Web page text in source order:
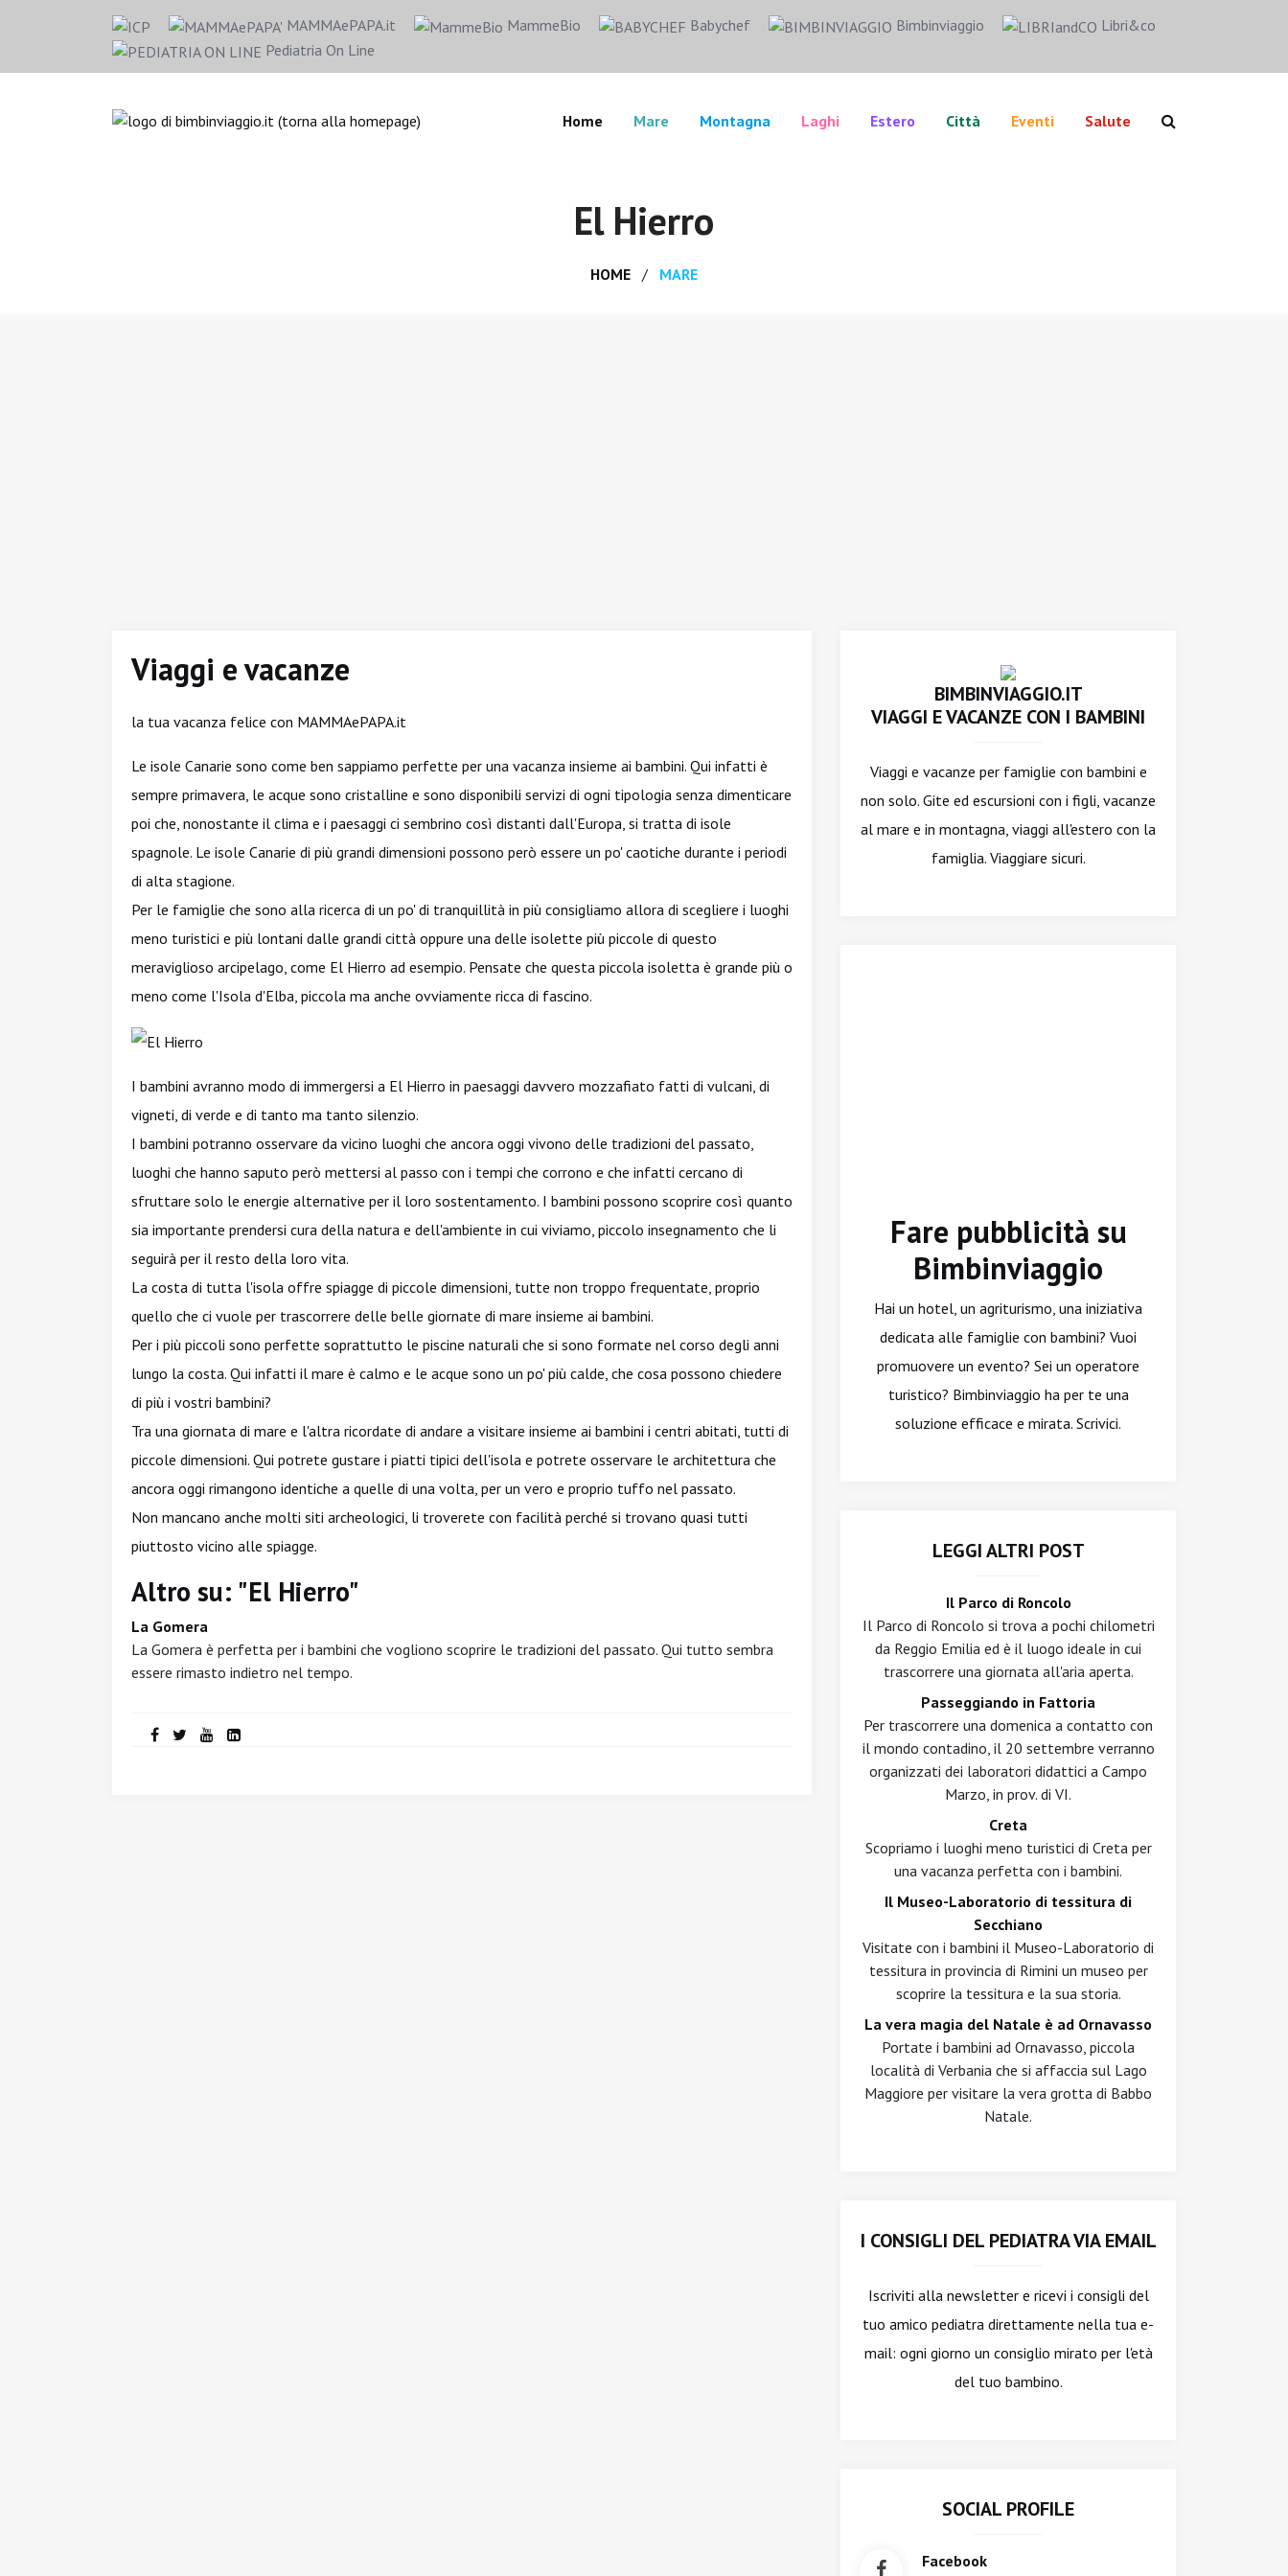
MAMMAePAPA.it MammeBio Babychef Bimbinviaggio
Libri&co
Pediatria On Line
Home Mare Montagna Laghi Estero Città Eventi Salute
El Hierro
HOME MARE
Viaggi e vacanze
la tua vacanza felice con MAMMAePAPA.it
Le isole Canarie sono come ben sappiamo perfette per una vacanza insieme ai bambini. Qui infatti è
sempre primavera, le acque sono cristalline e sono disponibili servizi di ogni tipologia senza dimenticare
poi che, nonostante il clima e i paesaggi ci sembrino così distanti dall'Europa, si tratta di isole
spagnole. Le isole Canarie di più grandi dimensioni possono però essere un po' caotiche durante i periodi
di alta stagione.
Per le famiglie che sono alla ricerca di un po' di tranquillità in più consigliamo allora di scegliere i luoghi
meno turistici e più lontani dalle grandi città oppure una delle isolette più piccole di questo
meraviglioso arcipelago, come El Hierro ad esempio. Pensate che questa piccola isoletta è grande più o
meno come l'Isola d'Elba, piccola ma anche ovviamente ricca di fascino.
I bambini avranno modo di immergersi a El Hierro in paesaggi davvero mozzafiato fatti di vulcani, di
vigneti, di verde e di tanto ma tanto silenzio.
I bambini potranno osservare da vicino luoghi che ancora oggi vivono delle tradizioni del passato,
luoghi che hanno saputo però mettersi al passo con i tempi che corrono e che infatti cercano di
sfruttare solo le energie alternative per il loro sostentamento. I bambini possono scoprire così quanto
sia importante prendersi cura della natura e dell'ambiente in cui viviamo, piccolo insegnamento che li
seguirà per il resto della loro vita.
La costa di tutta l'isola offre spiagge di piccole dimensioni, tutte non troppo frequentate, proprio
quello che ci vuole per trascorrere delle belle giornate di mare insieme ai bambini.
Per i più piccoli sono perfette soprattutto le piscine naturali che si sono formate nel corso degli anni
lungo la costa. Qui infatti il mare è calmo e le acque sono un po' più calde, che cosa possono chiedere
di più i vostri bambini?
Tra una giornata di mare e l'altra ricordate di andare a visitare insieme ai bambini i centri abitati, tutti di
piccole dimensioni. Qui potrete gustare i piatti tipici dell'isola e potrete osservare le architettura che
ancora oggi rimangono identiche a quelle di una volta, per un vero e proprio tuffo nel passato.
Non mancano anche molti siti archeologici, li troverete con facilità perché si trovano quasi tutti
piuttosto vicino alle spiagge.
Altro su: "El Hierro"
La Gomera
La Gomera è perfetta per i bambini che vogliono scoprire le tradizioni del passato. Qui tutto sembra
essere rimasto indietro nel tempo.
BIMBINVIAGGIO.IT
VIAGGI E VACANZE CON I BAMBINI
Viaggi e vacanze per famiglie con bambini e
non solo. Gite ed escursioni con i figli, vacanze
al mare e in montagna, viaggi all'estero con la
famiglia. Viaggiare sicuri.
Fare pubblicità su
Bimbinviaggio
Hai un hotel, un agriturismo, una iniziativa
dedicata alle famiglie con bambini? Vuoi
promuovere un evento? Sei un operatore
turistico? Bimbinviaggio ha per te una
soluzione efficace e mirata. Scrivici.
LEGGI ALTRI POST
Il Parco di Roncolo
Il Parco di Roncolo si trova a pochi chilometri
da Reggio Emilia ed è il luogo ideale in cui
trascorrere una giornata all'aria aperta.
Passeggiando in Fattoria
Per trascorrere una domenica a contatto con
il mondo contadino, il 20 settembre verranno
organizzati dei laboratori didattici a Campo
Marzo, in prov. di VI.
Creta
Scopriamo i luoghi meno turistici di Creta per
una vacanza perfetta con i bambini.
Il Museo-Laboratorio di tessitura di
Secchiano
Visitate con i bambini il Museo-Laboratorio di
tessitura in provincia di Rimini un museo per
scoprire la tessitura e la sua storia.
La vera magia del Natale è ad Ornavasso
Portate i bambini ad Ornavasso, piccola
località di Verbania che si affaccia sul Lago
Maggiore per visitare la vera grotta di Babbo
Natale.
I CONSIGLI DEL PEDIATRA VIA EMAIL
Iscriviti alla newslettere ricevi i consigli del
tuo amico pediatra direttamente nella tua e-
mail: ogni giorno un consiglio mirato per l'età
del tuo bambino.
SOCIAL PROFILE
Facebook